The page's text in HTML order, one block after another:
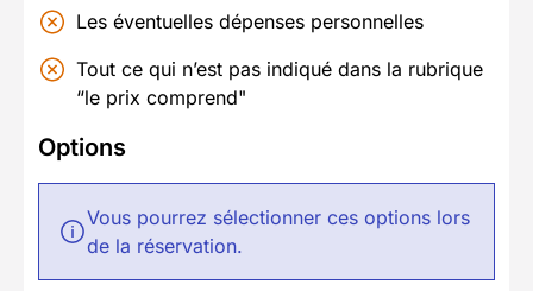
Les éventuelles dépenses personnelles
Tout ce qui n’est pas indiqué dans la rubrique
“le prix comprend"
Options
Vous pourrez sélectionner ces options lors
de la réservation.